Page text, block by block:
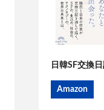
日韓SF交換
Amazon